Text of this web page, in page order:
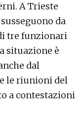
A Trieste
da
tre funzionari
situazione è
dal
le riunioni del
a contestazioni